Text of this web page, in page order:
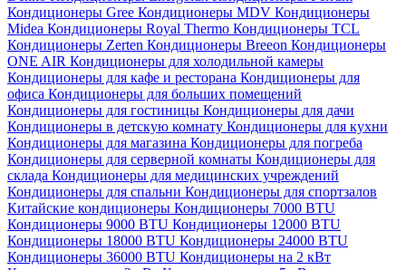
Кондиционеры Gree Кондиционеры MDV Кондиционеры
Midea Кондиционеры Royal Thermo Кондиционеры TCL
Кондиционеры Zerten Кондиционеры Breeon Кондиционеры
ONE AIR Кондиционеры для холодильной камеры
Кондиционеры для кафе и ресторана Кондиционеры для
офиса Кондиционеры для больших помещений
Кондиционеры для гостиницы Кондиционеры для дачи
Кондиционеры в детскую комнату Кондиционеры для кухни
Кондиционеры для магазина Кондиционеры для погреба
Кондиционеры для серверной комнаты Кондиционеры для
склада Кондиционеры для медицинских учреждений
Кондиционеры для спальни Кондиционеры для спортзалов
Китайские кондиционеры Кондиционеры 7000 BTU
Кондиционеры 9000 BTU Кондиционеры 12000 BTU
Кондиционеры 18000 BTU Кондиционеры 24000 BTU
Кондиционеры 36000 BTU Кондиционеры на 2 кВт